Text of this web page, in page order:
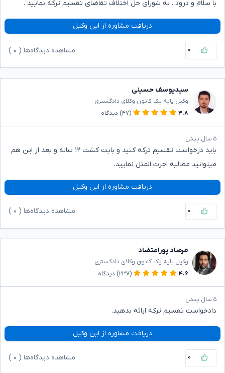
با سلام و درود . به شورای حل اختلاف تقاضای تقسیم ترکه نمایید .
دریافت مشاوره از این وکیل
۰ مشاهده دیدگاه‌ها ( ۰
سیدیوسف حسینی
وکیل پایه یک کانون وکلای دادگستری
۴.۸
(۴۷) دیدگاه
۵ سال پیش
باید درخواست تقسیم ترکه کنید و بابت کشت ۱۲ ساله و بعد از این هم
میتوانید مطالبه اجرت المثل نمایید.
دریافت مشاوره از این وکیل
۰ مشاهده دیدگاه‌ها ( ۰
مرصاد پوراعتضاد
وکیل پایه یک کانون وکلای دادگستری
۴.۶
(۲۳۷) دیدگاه
۵ سال پیش
دادخواست تقسیم ترکه ارائه بدهید.
دریافت مشاوره از این وکیل
۰ مشاهده دیدگاه‌ها ( ۰